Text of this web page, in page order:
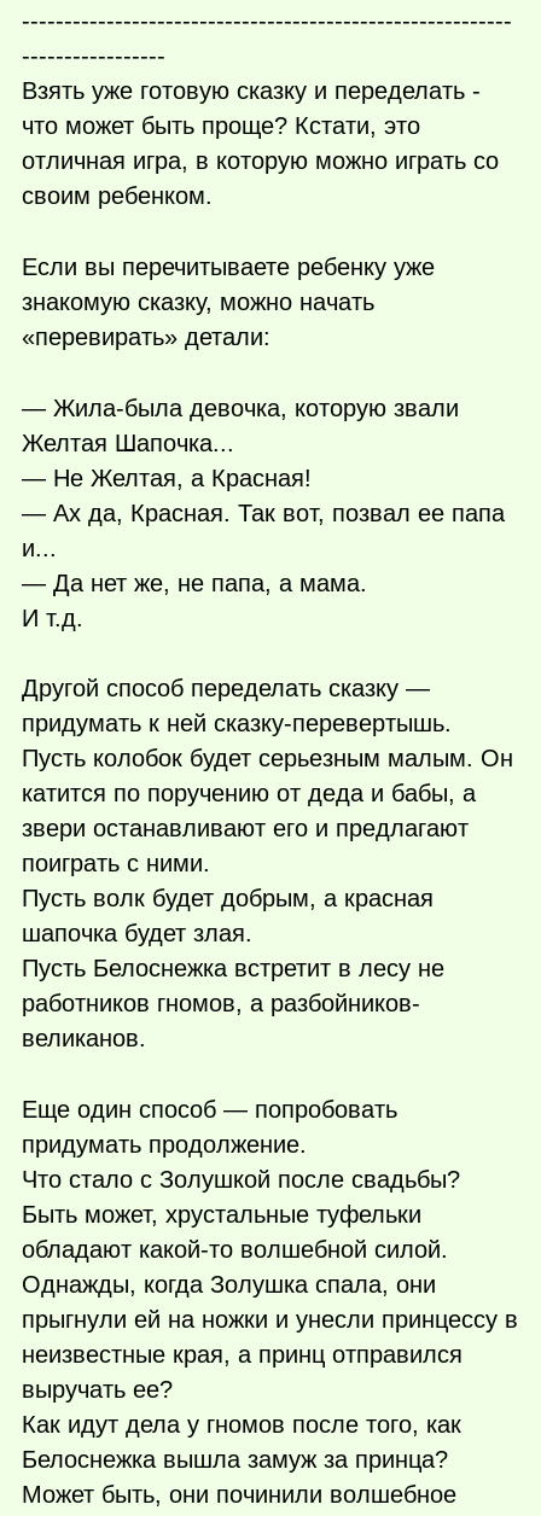
----------------------------------------------------------
-----------------
Взять уже готовую сказку и переделать -
что может быть проще? Кстати, это
отличная игра, в которую можно играть со
своим ребенком.
Если вы перечитываете ребенку уже
знакомую сказку, можно начать
«перевирать» детали:
— Жила-была девочка, которую звали
Желтая Шапочка...
— Не Желтая, а Красная!
— Ах да, Красная. Так вот, позвал ее папа
и...
— Да нет же, не папа, а мама.
И т.д.
Другой способ переделать сказку —
придумать к ней сказку-перевертышь.
Пусть колобок будет серьезным малым. Он
катится по поручению от деда и бабы, а
звери останавливают его и предлагают
поиграть с ними.
Пусть волк будет добрым, а красная
шапочка будет злая.
Пусть Белоснежка встретит в лесу не
работников гномов, а разбойников-
великанов.
Еще один способ — попробовать
придумать продолжение.
Что стало с Золушкой после свадьбы?
Быть может, хрустальные туфельки
обладают какой-то волшебной силой.
Однажды, когда Золушка спала, они
прыгнули ей на ножки и унесли принцессу в
неизвестные края, а принц отправился
выручать ее?
Как идут дела у гномов после того, как
Белоснежка вышла замуж за принца?
Может быть, они починили волшебное